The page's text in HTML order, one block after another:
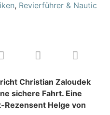
, Revierführer & Nautic
Christian Zaloudek
sichere Fahrt. Eine
Rezensent Helge von